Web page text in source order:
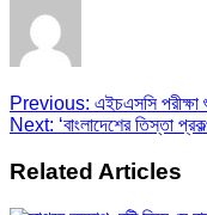
Previous: এইচএসসি পরীক্ষা
Next: ‘বাংলাদেশের তিস্তা
Related Articles